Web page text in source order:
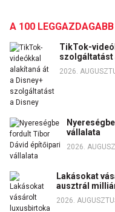
A 100 LEGGAZDAGABB
TikTok-
szolgáltatást
2026.
vállalata
2026.
Lakásokat
ausztrál
2026.